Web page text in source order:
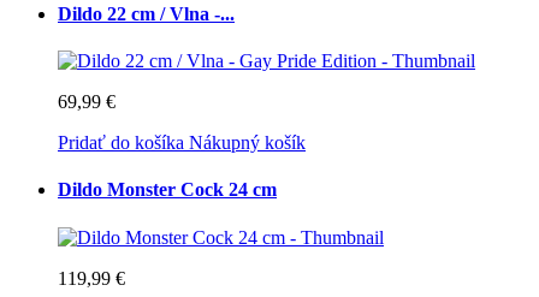
Dildo 22 cm / Vlna -...
69,99 €
Pridať do košíka Nákupný košík
Dildo Monster Cock 24 cm
119,99 €